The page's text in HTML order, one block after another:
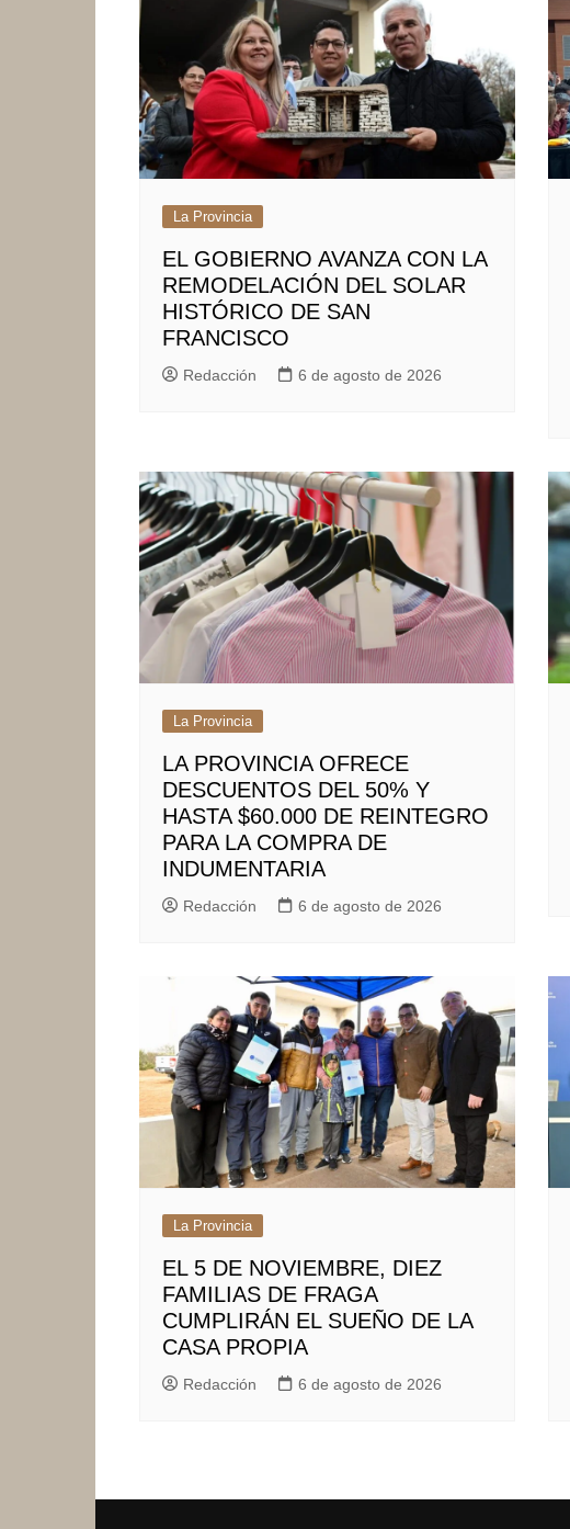
La Provincia
EL GOBIERNO AVANZA CON LA
REMODELACIÓN DEL SOLAR
HISTÓRICO DE SAN
FRANCISCO
Redacción 6 de agosto de 2026
La Provincia
LA PROVINCIA OFRECE
DESCUENTOS DEL 50% Y
HASTA $60.000 DE REINTEGRO
PARA LA COMPRA DE
INDUMENTARIA
Redacción 6 de agosto de 2026
La Provincia
EL 5 DE NOVIEMBRE, DIEZ
FAMILIAS DE FRAGA
CUMPLIRÁN EL SUEÑO DE LA
CASA PROPIA
Redacción 6 de agosto de 2026